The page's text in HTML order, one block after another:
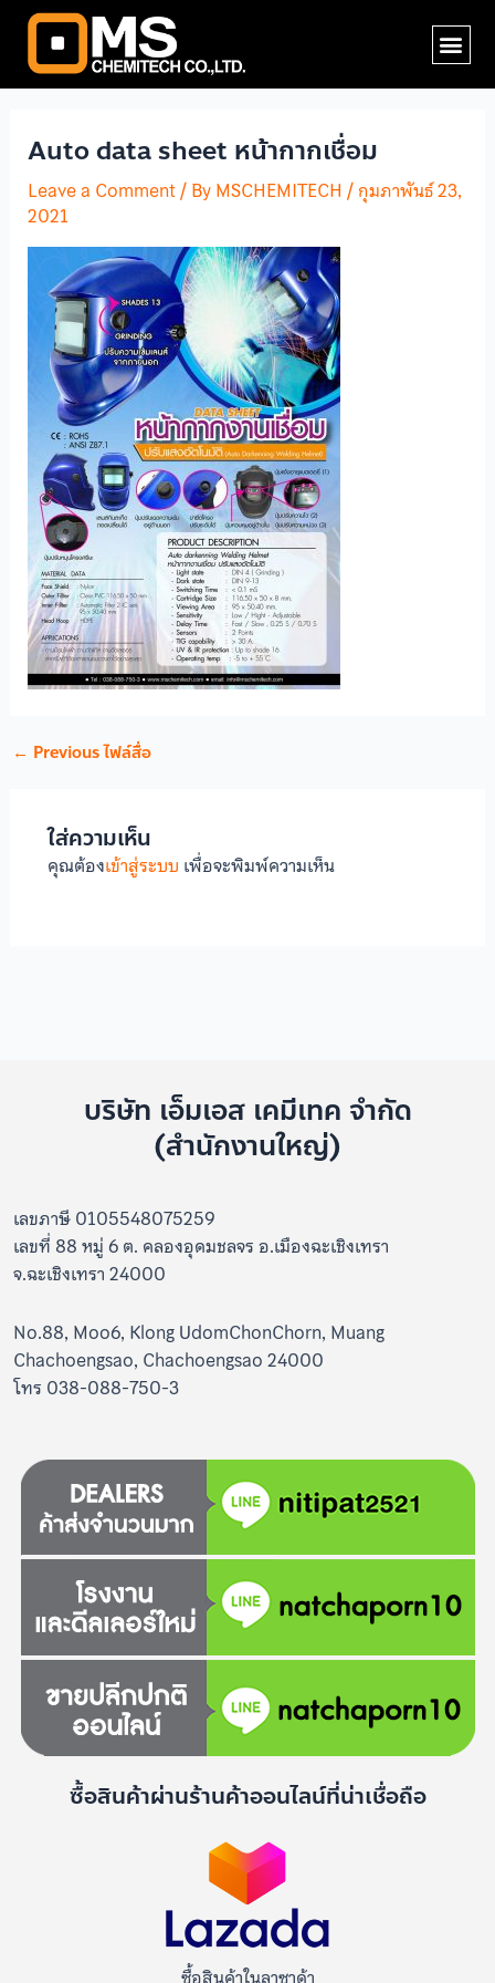
Skip
content
Auto data sheet หน้ากากเชื่อม
Leave a Comment/ ByMSCHEMITECH /กุมภาพันธ์ 23,
2021
Post
navigation
← Previous ไฟล์สื่อ
ใส่ความเห็น
คุณต้องเข้าสู่ระบบ เพื่อจะพิมพ์ความเห็น
บริษัท เอ็มเอส เคมีเทค จำกัด
(สำนักงานใหญ่)
เลขภาษี 0105548075259
เลขที่ 88 หมู่ 6 ต. คลองอุดมชลจร อ.เมืองฉะเชิงเทรา
จ.ฉะเชิงเทรา 24000
No.88, Moo6, Klong UdomChonChorn, Muang
Chachoengsao, Chachoengsao 24000
โทร 038-088-750-3
ซื้อสินค้าผ่านร้านค้าออนไลน์ที่น่าเชื่อถือ
ซื้อสินค้าในลาซาด้า